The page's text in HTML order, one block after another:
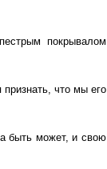
покрывалом
что мы его
а быть может, и свою